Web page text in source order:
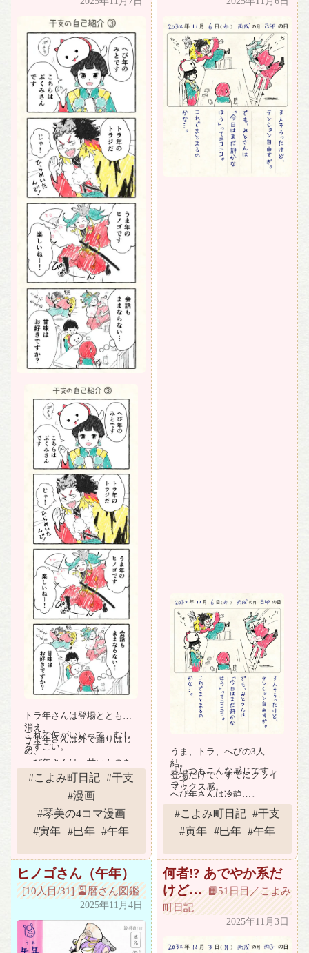
トラ年さんは登場とともに
消え、
うま年さんは外で踊りはじ
め、
へび年さんは、甘いものを
食べる準備。
これで仲がいいって、むし
ろすごい。
#こよみ町日記 #干支
#漫画
#琴美の4コマ漫画
#寅年 #巳年 #午年
うま、トラ、へびの3人が集
結。
登場だけで、すでにクライ
マックス感。
「いつもこんな感じです」
って
へび年さんは冷静…。
悟っちゃってる？
#こよみ町日記 #干支
#寅年 #巳年 #午年
ヒノゴさん（午年）
[10人目/31] 🎴暦さん図鑑
2025年11月4日
何者!? あでやか系だ
けど… 📙51日目／こよみ
町日記
2025年11月3日